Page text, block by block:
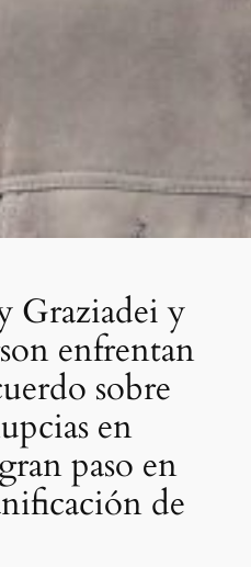
Graziadei y
enfrentan
sobre
en
paso en
de